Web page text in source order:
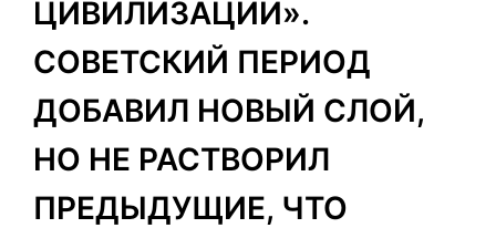
ЦИВИЛИЗАЦИИ».
СОВЕТСКИЙ ПЕРИОД
ДОБАВИЛ НОВЫЙ СЛОЙ,
НО НЕ РАСТВОРИЛ
ПРЕДЫДУЩИЕ, ЧТО